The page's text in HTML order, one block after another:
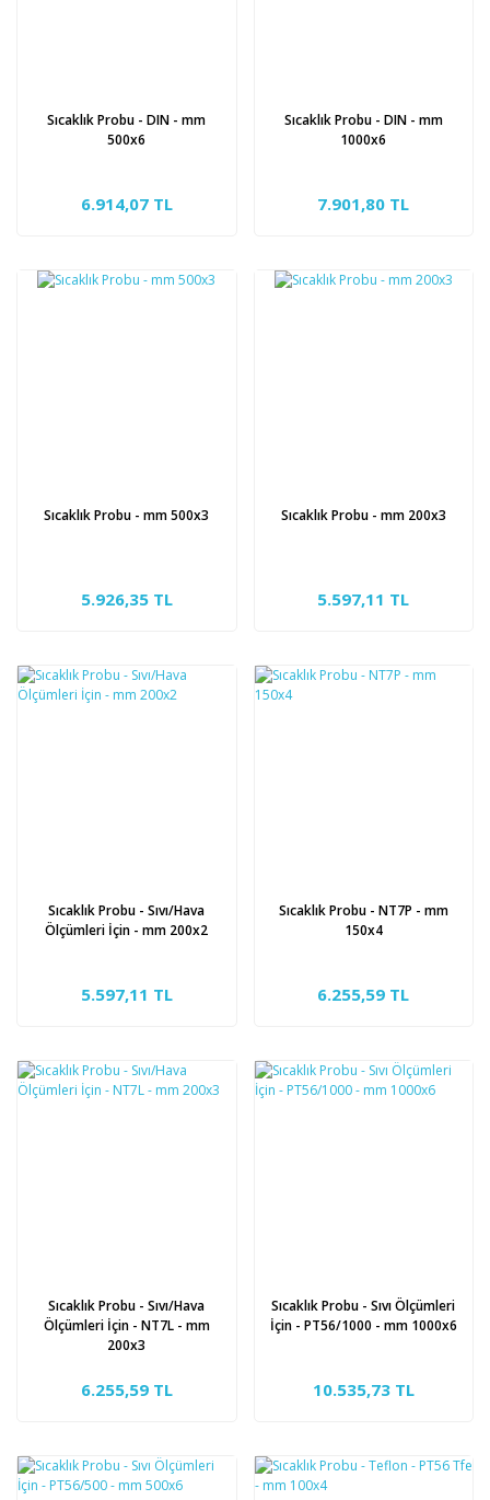
Sıcaklık Probu - DIN - mm
500x6
6.914,07 TL
Sıcaklık Probu - DIN - mm
1000x6
7.901,80 TL
Sıcaklık Probu - mm 500x3
5.926,35 TL
Sıcaklık Probu - mm 200x3
5.597,11 TL
Sıcaklık Probu - Sıvı/Hava
Ölçümleri İçin - mm 200x2
5.597,11 TL
Sıcaklık Probu - NT7P - mm
150x4
6.255,59 TL
Sıcaklık Probu - Sıvı/Hava
Ölçümleri İçin - NT7L - mm
200x3
6.255,59 TL
Sıcaklık Probu - Sıvı Ölçümleri
İçin - PT56/1000 - mm 1000x6
10.535,73 TL